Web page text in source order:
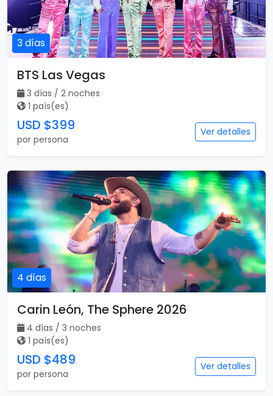
3 días
BTS Las Vegas
3 días / 2 noches
1 país(es)
USD $399
por persona
Ver detalles
4 días
Carin León, The Sphere 2026
4 días / 3 noches
1 país(es)
USD $489
por persona
Ver detalles